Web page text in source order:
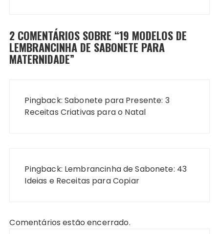
2 COMENTÁRIOS SOBRE “19 MODELOS DE
LEMBRANCINHA DE SABONETE PARA
MATERNIDADE”
Pingback: Sabonete para Presente: 3
Receitas Criativas para o Natal
Pingback: Lembrancinha de Sabonete: 43
Ideias e Receitas para Copiar
Comentários estão encerrado.